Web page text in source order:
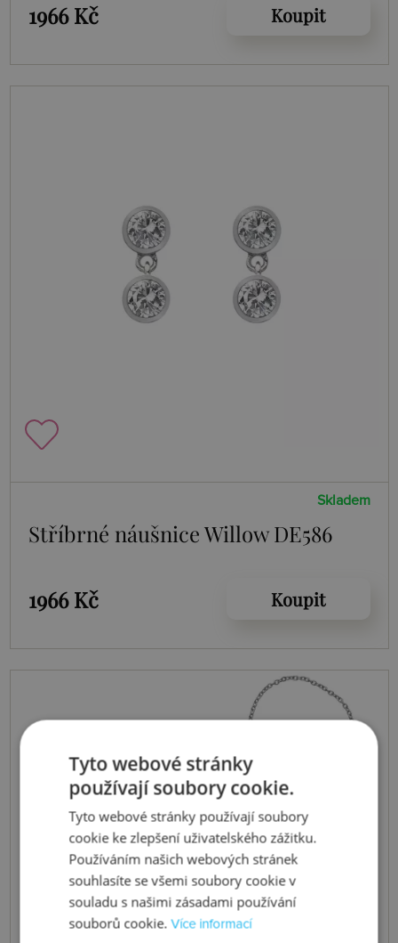
1966 Kč Koupit
Skladem
Stříbrné náušnice Willow DE586
1966 Kč Koupit
Tyto webové stránky
používají soubory cookie.
Tyto webové stránky používají soubory
cookie ke zlepšení uživatelského zážitku.
Používáním našich webových stránek
souhlasíte se všemi soubory cookie v
souladu s našimi zásadami používání
souborů cookie.Více informací